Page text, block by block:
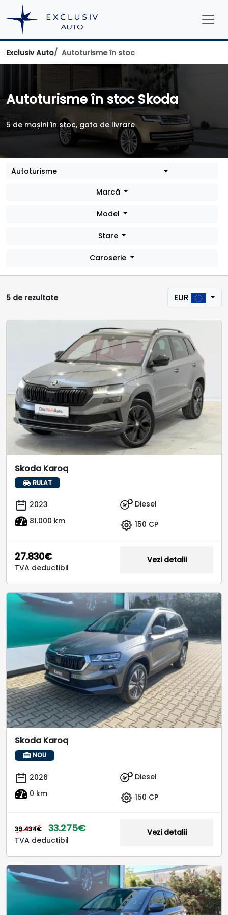
Exclusiv Auto Autoturisme în stoc
Autoturisme în stoc Skoda
5 de mașini în stoc, gata de livrare
Marcă
Model
Stare
Caroserie
5 de rezultate EUR
Skoda Karoq
RULAT
2023
81.000 km
Diesel
150 CP
27.830€
TVA deductibil
Vezi detalii
Skoda Karoq
NOU
2026
0 km
Diesel
150 CP
39.434€ 33.275€
TVA deductibil
Vezi detalii